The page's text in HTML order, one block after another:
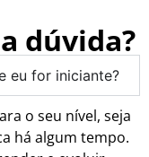
dúvida?
eu for iniciante?
o seu nível, seja
há algum tempo.